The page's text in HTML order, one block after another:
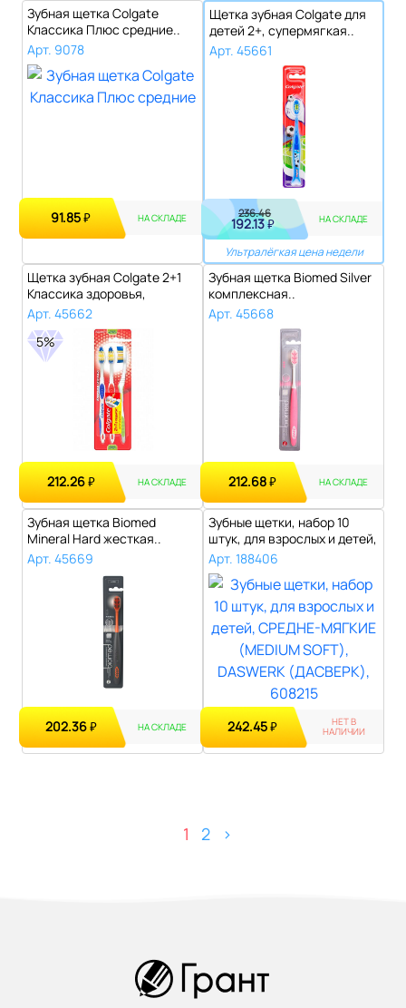
Зубная щетка Colgate
Классика Плюс средние..
Арт. 9078
91.85₽ НА СКЛАДЕ
Щетка зубная Colgate для
детей 2+, супермягкая..
Арт. 45661
236.46
192.13₽ НА СКЛАДЕ
Ультралёгкая цена недели
Щетка зубная Colgate 2+1
Классика здоровья,
средней жес..
Арт. 45662
5%
212.26₽ НА СКЛАДЕ
Зубная щетка Biomed Silver
комплексная..
Арт. 45668
212.68₽ НА СКЛАДЕ
Зубная щетка Biomed
Mineral Hard жесткая..
Арт. 45669
202.36₽ НА СКЛАДЕ
Зубные щетки, набор 10
штук, для взрослых и детей,
СРЕД..
Арт. 188406
242.45₽ НЕТ В
НАЛИЧИИ
1 2 >